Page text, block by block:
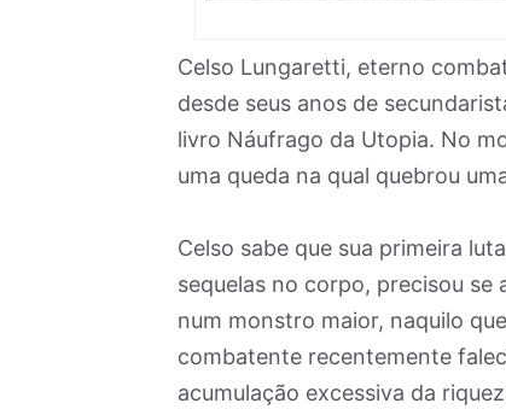
Celso Lungaretti, eterno
desde seus anos de
livro Náufrago da Utopia. No
uma queda na qual quebrou
Celso sabe que sua primeira
sequelas no corpo, precisou
num monstro maior, naquilo
combatente recentemente
acumulação excessiva da